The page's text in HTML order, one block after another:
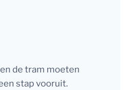
de tram moeten
stap vooruit.